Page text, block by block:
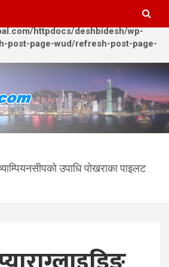
array offset on value of type bool in
httpdocs/deshbidesh/wp-
post-page-wud/refresh-post-page-
– हङकङबाट
नेपाली अनलाईन
nepal, hk nepal com
उपाधि पोखराका पाइलट